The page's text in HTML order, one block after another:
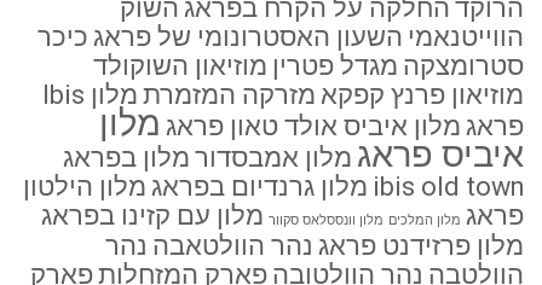
הרוקד החלקה על הקרח בפראג השוק
הווייטנאמי השעון האסטרונומי של פראג כיכר
סטרומצקה מגדל פטרין מוזיאון השוקולד
מוזיאון פרנץ קפקא מזרקה המזמרת
מלון Ibis
פראג מלון איביס אולד טאון פראג מלון
איביס פראג מלון אמבסדור מלון בפראג
ibis old town מלון גרנדיום בפראג מלון הילטון
פראג מלון המלכים מלון וונססלאס סקוור מלון עם קזינו בפראג
מלון פרזידנט פראג נהר הוולטאבה נהר
הוולטבה נהר הוולטובה פארק המזחלותפארק